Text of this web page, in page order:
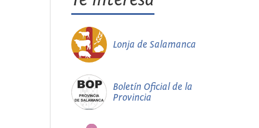
Lonja de Salamanca
Boletín Oficial de la
Provincia